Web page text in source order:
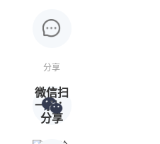
分享
微信扫
一扫：
分享